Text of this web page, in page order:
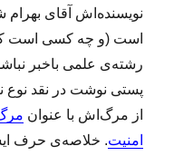
نویسنده‌اش آقای بهرام
است (و چه کسی است که
رشته‌ی علمی باخبر
پستی نوشت در نقد نوع
از مرگ‌اش با عنوان
امنیت. خلاصه‌ی حرف